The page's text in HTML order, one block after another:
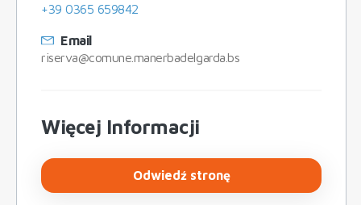
+39 0365 659842
Email
riserva@comune.manerbadelgarda.bs
Więcej Informacji
Odwiedź stronę